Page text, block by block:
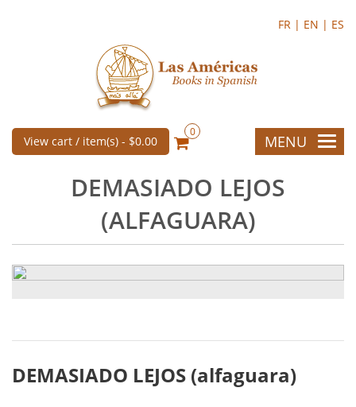
FR | EN | ES
View cart / item(s) - $0.00
0
MENU
DEMASIADO LEJOS
(ALFAGUARA)
DEMASIADO LEJOS (alfaguara)